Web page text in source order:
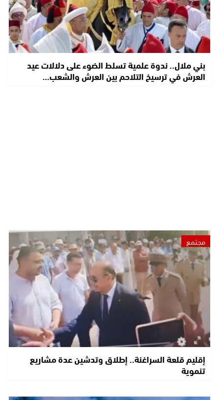
بني ملال.. ندوة علمية تسلط الضوء على دلالات عيد
العرش في ترسيخ التلاحم بين العرش والشعب…
مجتمع
إقليم قلعة السراغنة.. إطلاق وتدشين عدة مشاريع
تنموية